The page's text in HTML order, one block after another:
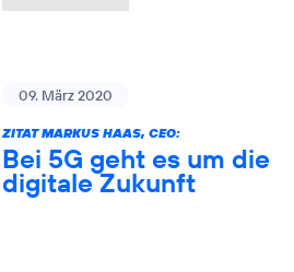
09. März 2020
ZITAT MARKUS HAAS, CEO:
Bei 5G geht es um die
digitale Zukunft